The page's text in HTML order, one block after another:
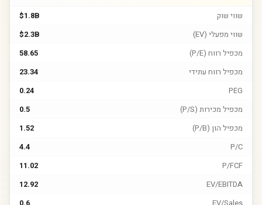
שווי שוק
$1.8B
שווי מפעלי (EV)
$2.3B
מכפיל רווח (P/E)
58.65
מכפיל רווח עתידי
23.34
PEG
0.24
מכפיל מכירות (P/S)
0.5
מכפיל הון (P/B)
1.52
P/C
4.4
P/FCF
11.02
EV/EBITDA
12.92